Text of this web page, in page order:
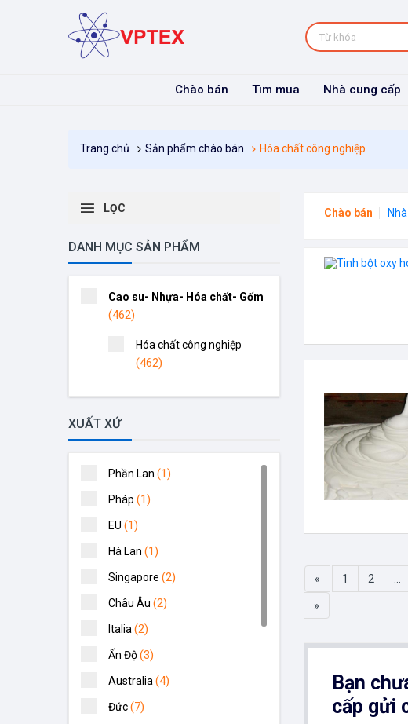
Chào bán Tìm mua Nhà cung cấp
Trang chủ Sản phẩm chào bán Hóa chất công nghiệp
LỌC
DANH MỤC SẢN PHẨM
Cao su- Nhựa- Hóa chất- Gốm
(462)
Hóa chất công nghiệp
(462)
XUẤT XỨ
Phần Lan (1)
Pháp (1)
EU (1)
Hà Lan (1)
Singapore (2)
Châu Âu (2)
Italia (2)
Ấn Độ(3)
Australia (4)
Đức(7)
Chào bán
« 1 2
»
Bạn
cấp gửi